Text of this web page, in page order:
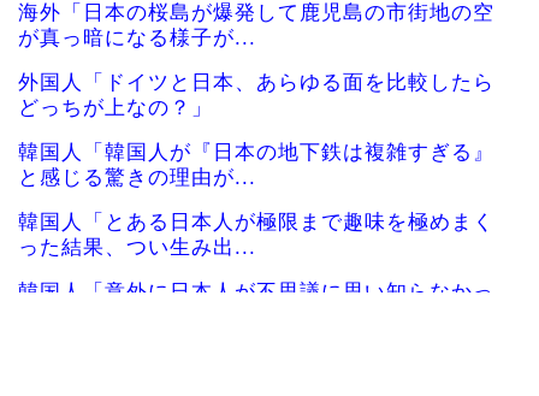
海外「日本の桜島が爆発して鹿児島の市街地の空
が真っ暗になる様子が...
外国人「ドイツと日本、あらゆる面を比較したら
どっちが上なの？」
韓国人「韓国人が『日本の地下鉄は複雑すぎる』
と感じる驚きの理由が...
韓国人「とある日本人が極限まで趣味を極めまく
った結果、つい生み出...
韓国人「意外に日本人が不思議に思い知らなかっ